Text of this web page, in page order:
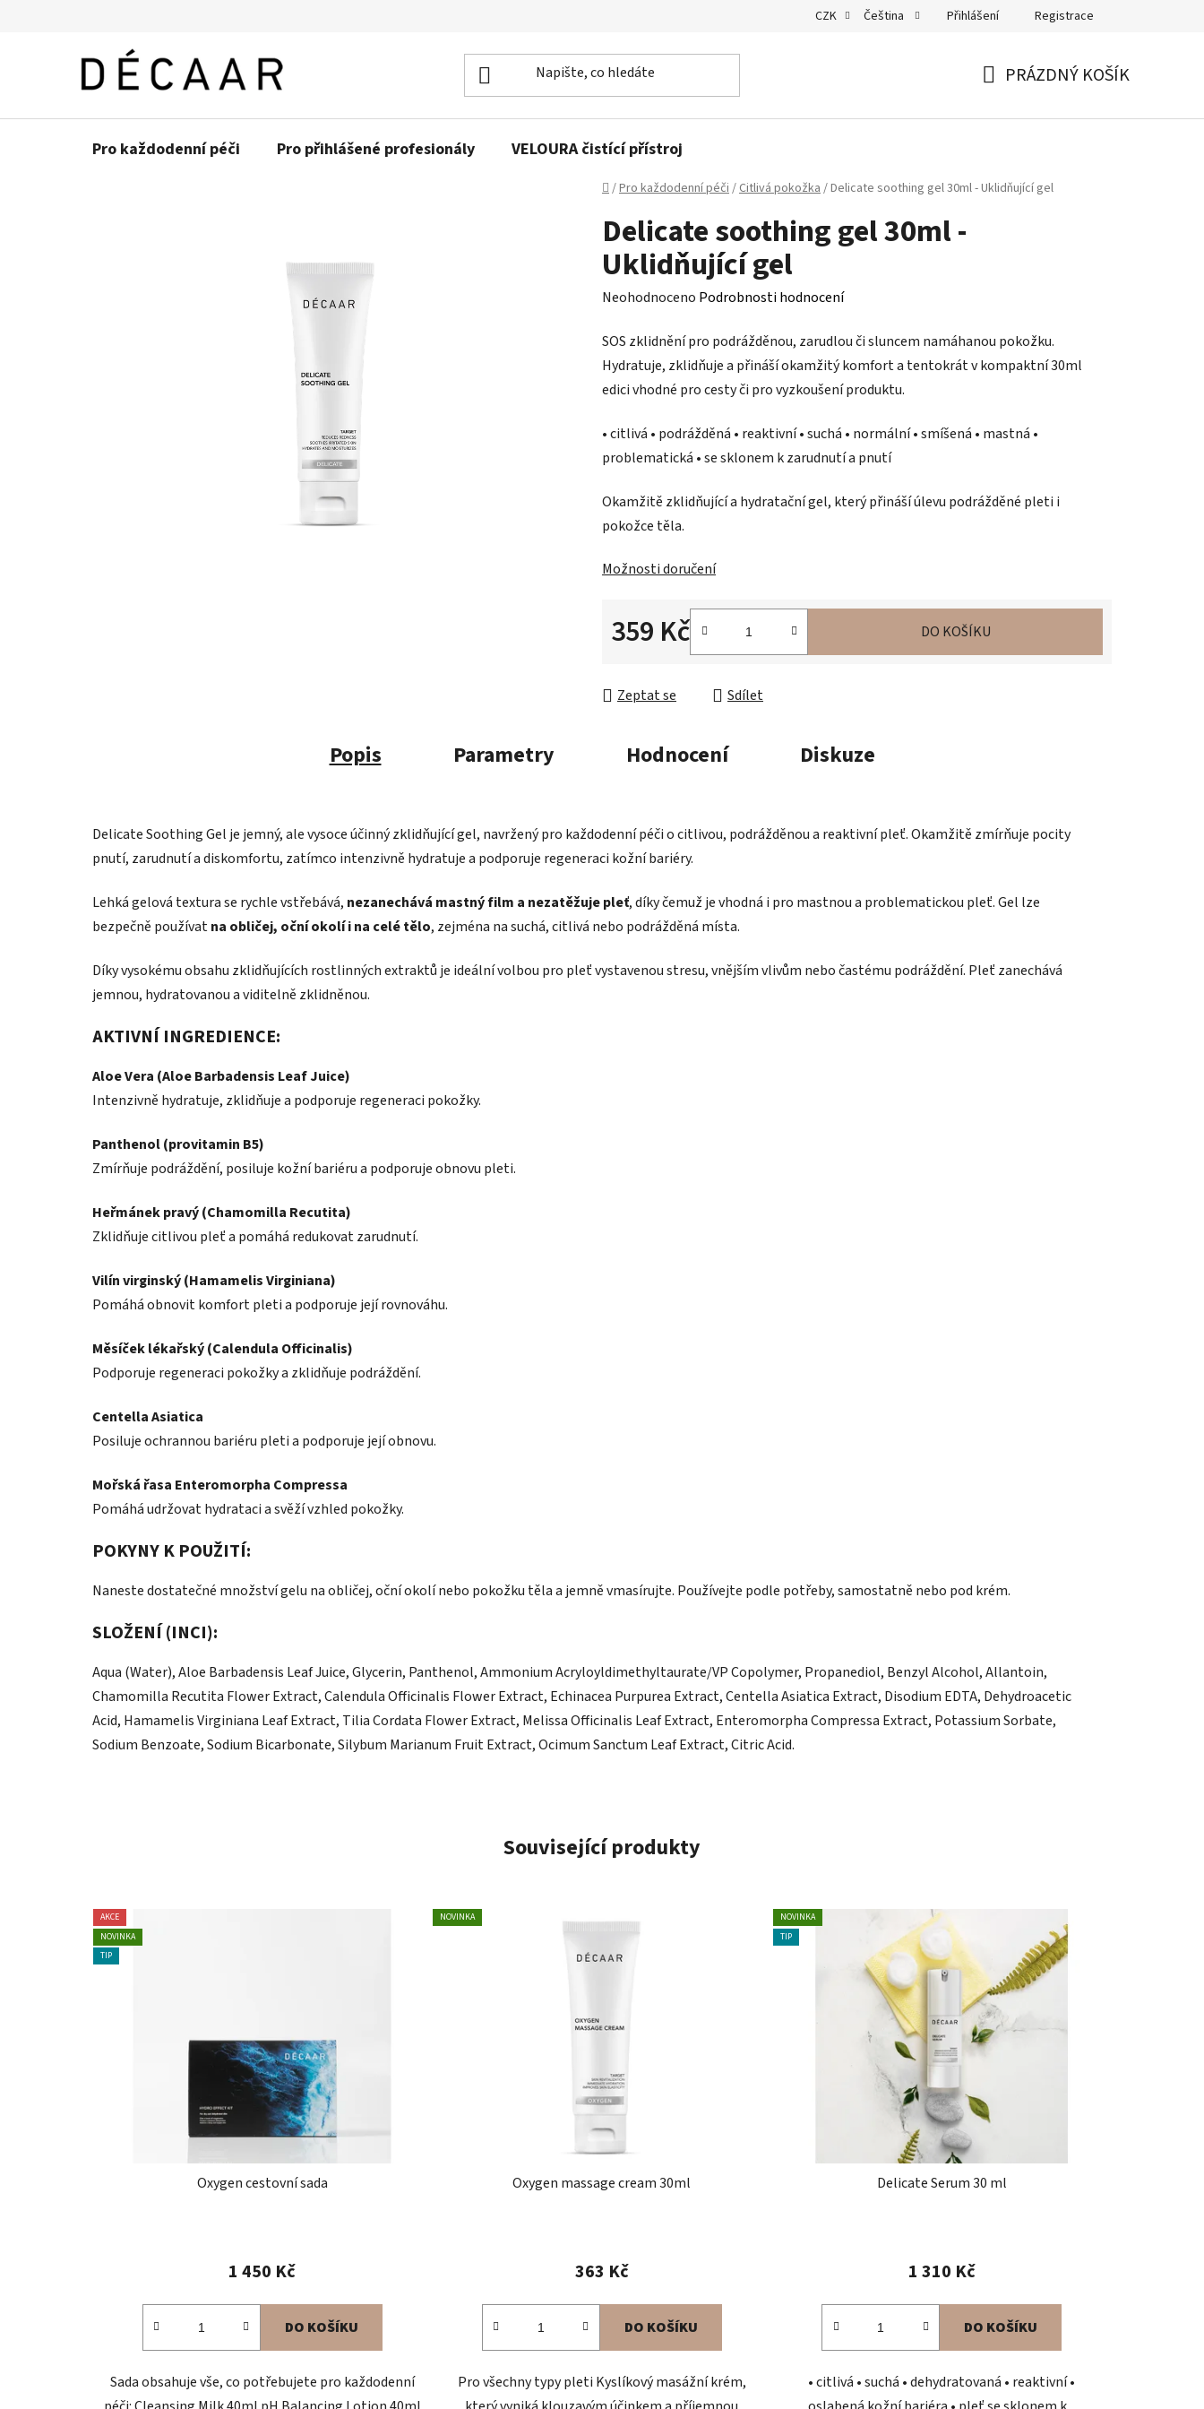
CZK Čeština Přihlášení Registrace
PRÁZDNÝ KOŠÍK
Pro každodenní péči Pro přihlášené profesionály VELOURA čistící přístroj
Domů
/Pro každodenní péči/Citlivá pokožka/Delicate soothing gel 30ml - Uklidňující gel
Delicate soothing gel 30ml -
Uklidňující gel
Průměrné
produktu
je
0,0
5
hvězdiček.
Neohodnoceno Podrobnosti hodnocení
SOS zklidnění pro podrážděnou, zarudlou či sluncem namáhanou pokožku.
Hydratuje, zklidňuje a přináší okamžitý komfort a tentokrát v kompaktní 30ml
edici vhodné pro cesty či pro vyzkoušení produktu.
• citlivá • podrážděná • reaktivní • suchá • normální • smíšená • mastná •
problematická • se sklonem k zarudnutí a pnutí
Okamžitě zklidňující a hydratační gel, který přináší úlevu podrážděné pleti i
pokožce těla.
Možnosti doručení
359 Kč DO KOŠÍKU
Zeptat se Sdílet
Popis Parametry Hodnocení Diskuze
Delicate Soothing Gel je jemný, ale vysoce účinný zklidňující gel, navržený pro každodenní péči o citlivou, podrážděnou a reaktivní pleť. Okamžitě zmírňuje pocity
pnutí, zarudnutí a diskomfortu, zatímco intenzivně hydratuje a podporuje regeneraci kožní bariéry.
Lehká gelová textura se rychle vstřebává, nezanechává mastný film a nezatěžuje pleť, díky čemuž je vhodná i pro mastnou a problematickou pleť. Gel lze
bezpečně používatna obličej, oční okolí i na celé tělo, zejména na suchá, citlivá nebo podrážděná místa.
Díky vysokému obsahu zklidňujících rostlinných extraktů je ideální volbou pro pleť vystavenou stresu, vnějším vlivům nebo častému podráždění. Pleť zanechává
jemnou, hydratovanou a viditelně zklidněnou.
AKTIVNÍ INGREDIENCE:
Aloe Vera (Aloe Barbadensis Leaf Juice)
Intenzivně hydratuje, zklidňuje a podporuje regeneraci pokožky.
Panthenol (provitamin B5)
Zmírňuje podráždění, posiluje kožní bariéru a podporuje obnovu pleti.
Heřmánek pravý (Chamomilla Recutita)
Zklidňuje citlivou pleť a pomáhá redukovat zarudnutí.
Vilín virginský (Hamamelis Virginiana)
Pomáhá obnovit komfort pleti a podporuje její rovnováhu.
Měsíček lékařský (Calendula Officinalis)
Podporuje regeneraci pokožky a zklidňuje podráždění.
Centella Asiatica
Posiluje ochrannou bariéru pleti a podporuje její obnovu.
Mořská řasa Enteromorpha Compressa
Pomáhá udržovat hydrataci a svěží vzhled pokožky.
POKYNY K POUŽITÍ:
Naneste dostatečné množství gelu na obličej, oční okolí nebo pokožku těla a jemně vmasírujte. Používejte podle potřeby, samostatně nebo pod krém.
SLOŽENÍ (INCI):
Aqua (Water), Aloe Barbadensis Leaf Juice, Glycerin, Panthenol, Ammonium Acryloyldimethyltaurate/VP Copolymer, Propanediol, Benzyl Alcohol, Allantoin,
Chamomilla Recutita Flower Extract, Calendula Officinalis Flower Extract, Echinacea Purpurea Extract, Centella Asiatica Extract, Disodium EDTA, Dehydroacetic
Acid, Hamamelis Virginiana Leaf Extract, Tilia Cordata Flower Extract, Melissa Officinalis Leaf Extract, Enteromorpha Compressa Extract, Potassium Sorbate,
Sodium Benzoate, Sodium Bicarbonate, Silybum Marianum Fruit Extract, Ocimum Sanctum Leaf Extract, Citric Acid.
Související produkty
AKCE
NOVINKA
TIP
Oxygen cestovní sada
1 450 Kč
DO KOŠÍKU
Sada obsahuje vše, co potřebujete pro každodenní
NOVINKA
Oxygen massage cream 30ml
363 Kč
DO KOŠÍKU
Pro všechny typy pleti Kyslíkový masážní krém,
NOVINKA
TIP
Delicate Serum 30 ml
1 310 Kč
DO KOŠÍKU
• citlivá • suchá • dehydratovaná • reaktivní •